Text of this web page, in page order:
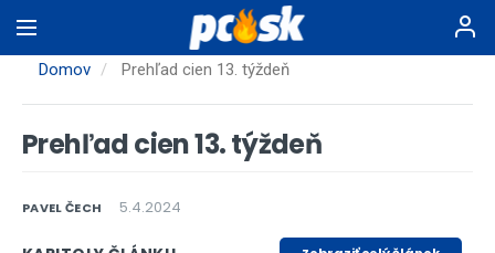
na
hlavnýDomov Prehľad cien 13. týždeň
Prehľad cien 13. týždeň
PAVEL ČECH 5.4.2024